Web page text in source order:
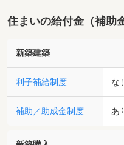
住まいの給付金（補助
新築建築
利子補給制度 な
補助／助成金制度 あ